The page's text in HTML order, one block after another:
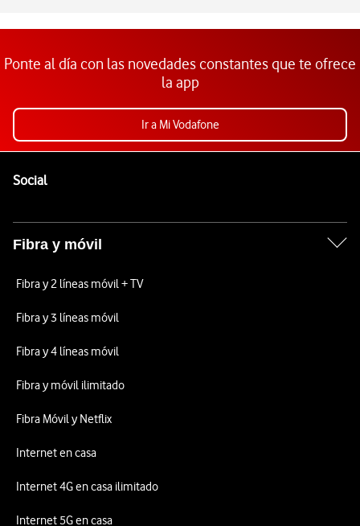
Ponte al día con las novedades constantes que te ofrece
la app
Ir a Mi Vodafone
SocialEnlaces a las redes sociales de Vodafone
Fibra y móvil
Fibra y 2 líneas móvil + TV
Fibra y 3 líneas móvil
Fibra y 4 líneas móvil
Fibra y móvil ilimitado
Fibra Móvil y Netflix
Internet en casa
Internet 4G en casa ilimitado
Internet 5G en casa